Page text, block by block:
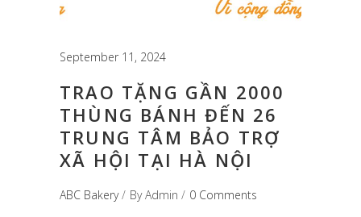
September 11, 2024
TRAO TẶNG GẦN 2000
THÙNG BÁNH ĐẾN 26
TRUNG TÂM BẢO TRỢ
XÃ HỘI TẠI HÀ NỘI
ABC Bakery ByAdmin 0 Comments